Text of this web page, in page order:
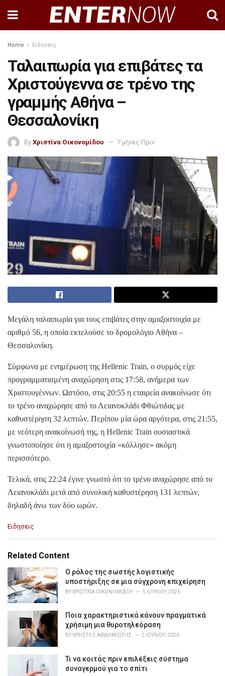
Home Ειδησεις
Ταλαιπωρία για επιβάτες τα
Χριστούγεννα σε τρένο της
γραμμής Αθήνα –
Θεσσαλονίκη
By Χριστίνα Οικονομίδου 7 μήνες Πριν
Μεγάλη ταλαιπωρία για τους επιβάτες στην αμαξοστοιχία με
αριθμό 56, η οποία εκτελούσε το δρομολόγιο Αθήνα –
Θεσσαλονίκη.
Σύμφωνα με ενημέρωση της Hellenic Train, ο συρμός είχε
προγραμματισμένη αναχώρηση στις 17:58, ανήμερα των
Χριστουγέννων. Ωστόσο, στις 20:55 η εταιρεία ανακοίνωσε ότι
το τρένο αναχώρησε από το Λειανοκλάδι Φθιώτιδας με
καθυστέρηση 32 λεπτών. Περίπου μία ώρα αργότερα, στις 21:55,
με νεότερη ανακοίνωσή της, η Hellenic Train ουσιαστικά
γνωστοποίησε ότι η αμαξοστοιχία «κόλλησε» ακόμη
περισσότερο.
Τελικά, στις 22:24 έγινε γνωστό ότι το τρένο αναχώρησε από το
Λειανοκλάδι μετά από συνολική καθυστέρηση 131 λεπτών,
δηλαδή άνω των δύο ωρών.
C
e
o
r
i
e
Ειδησεις
Related Content
Ο ρόλος της σωστής λογιστικής
υποστήριξης σε μια σύγχρονη επιχείρηση
BYΧΡΙΣΤΊΝΑ ΟΙΚΟΝΟΜΊΔΟΥ 5 ΙΟΥΛΊΟΥ, 2026
Ποια χαρακτηριστικά κάνουν πραγματικά
χρήσιμη μια θυροτηλεόραση
BYΧΡΉΣΤΟΣ ΑΒΔΗΜΙΏΤΗΣ 5 ΙΟΥΛΊΟΥ, 2026
Τι να κοιτάς πριν επιλέξεις σύστημα
συναγερμού για το σπίτι